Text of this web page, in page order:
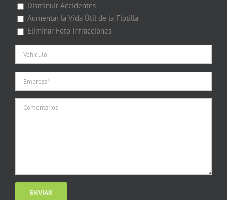
Disminuir Accidentes
Aumentar la Vida Útil de la Flotilla
Eliminar Foto Infracciones